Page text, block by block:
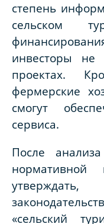
степень
сельском
инвесторы не
проектах.
фермерские
смогут
сервиса.
После
«сельский